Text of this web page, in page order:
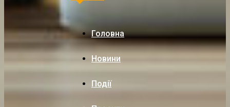
Головна
Новини
Події